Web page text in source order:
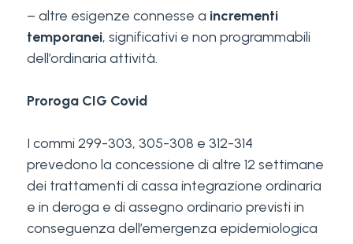
– altre esigenze connesse a incrementi
temporanei, significativi e non programmabili
dell’ordinaria attività.
Proroga CIG Covid
I commi 299-303, 305-308 e 312-314
prevedono la concessione di altre 12 settimane
dei trattamenti di cassa integrazione ordinaria
e in deroga e di assegno ordinario previsti in
conseguenza dell’emergenza epidemiologica